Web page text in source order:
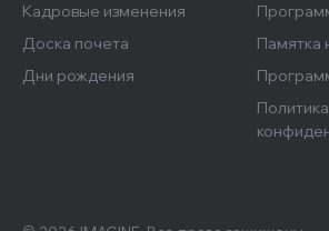
Кадровые изменения
Доска почета
Дни рождения
Памятка
Политика